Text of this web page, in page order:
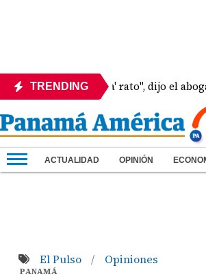
TRENDING
"Hay Martinelli pa' rato", dijo el
ACTUALIDAD OPINIÓN
El Pulso / Opiniones
PANAMÁ